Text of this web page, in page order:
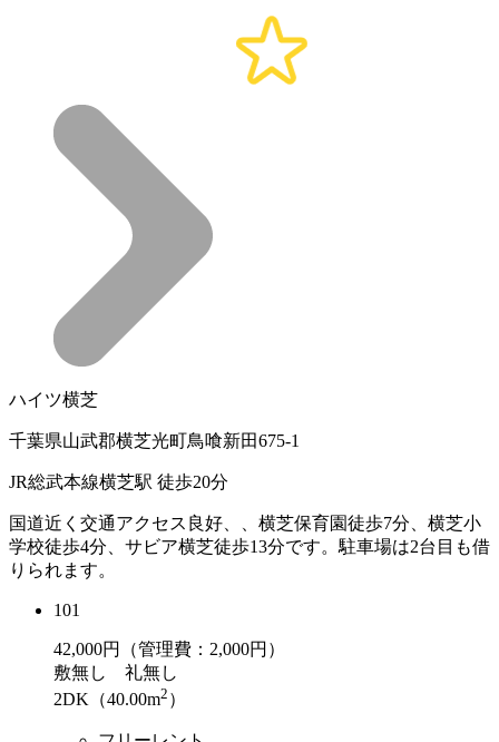
ハイツ横芝
千葉県山武郡横芝光町鳥喰新田675-1
JR総武本線横芝駅 徒歩20分
国道近く交通アクセス良好、、横芝保育園徒歩7分、横芝小
学校徒歩4分、サビア横芝徒歩13分です。駐車場は2台目も借
りられます。
101
42,000円（管理費：2,000円）
敷無し 礼無し
2DK（40.00m2 ）